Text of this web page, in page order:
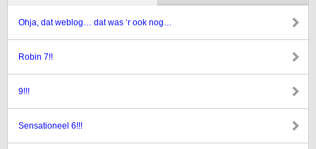
Ohja, dat weblog… dat was ‘r ook nog…
Robin 7!!
9!!!
Sensationeel 6!!!